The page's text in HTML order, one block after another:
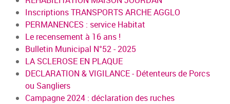
Inscriptions TRANSPORTS ARCHE AGGLO
PERMANENCES : service Habitat
Le recensement à 16 ans !
Bulletin Municipal N°52 - 2025
LA SCLEROSE EN PLAQUE
DECLARATION & VIGILANCE - Détenteurs de Porcs
ou Sangliers
Campagne 2024 : déclaration des ruches